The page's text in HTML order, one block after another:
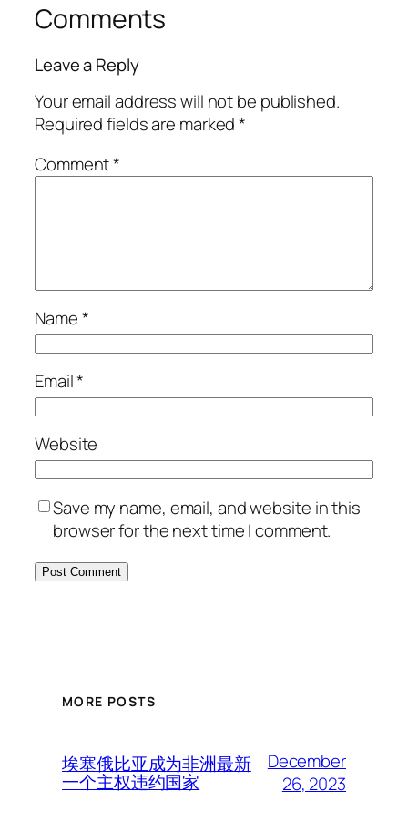
Comments
Leave a Reply
Your email address will not be published.
Required fields are marked*
Comment*
Name*
Email*
Website
Save my name, email, and website in this
browser for the next time I comment.
MORE POSTS
埃塞俄比亚成为非洲最新
一个主权违约国家
December
26, 2023